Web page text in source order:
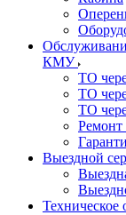
КМУ
ТО
ТО
ТО
Выездной
Техническое